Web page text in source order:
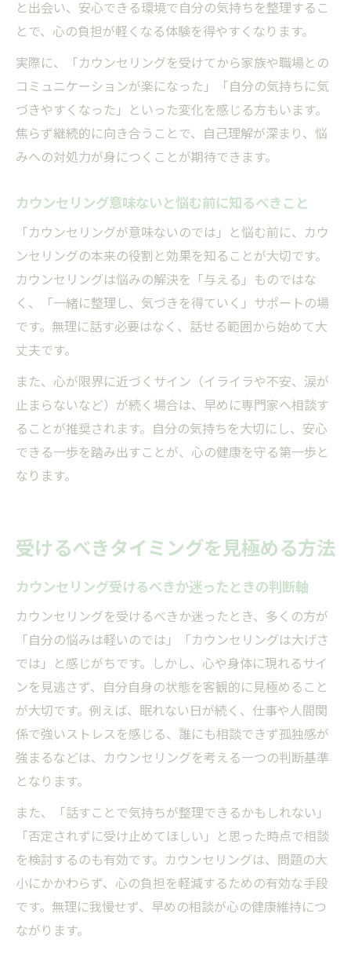
と出会い、安心できる環境で自分の気持ちを整理するこ
とで、心の負担が軽くなる体験を得やすくなります。
実際に、「カウンセリングを受けてから家族や職場との
コミュニケーションが楽になった」「自分の気持ちに気
づきやすくなった」といった変化を感じる方もいます。
焦らず継続的に向き合うことで、自己理解が深まり、悩
みへの対処力が身につくことが期待できます。
カウンセリング意味ないと悩む前に知るべきこと
「カウンセリングが意味ないのでは」と悩む前に、カウ
ンセリングの本来の役割と効果を知ることが大切です。
カウンセリングは悩みの解決を「与える」ものではな
く、「一緒に整理し、気づきを得ていく」サポートの場
です。無理に話す必要はなく、話せる範囲から始めて大
丈夫です。
また、心が限界に近づくサイン（イライラや不安、涙が
止まらないなど）が続く場合は、早めに専門家へ相談す
ることが推奨されます。自分の気持ちを大切にし、安心
できる一歩を踏み出すことが、心の健康を守る第一歩と
なります。
受けるべきタイミングを見極める方法
カウンセリング受けるべきか迷ったときの判断軸
カウンセリングを受けるべきか迷ったとき、多くの方が
「自分の悩みは軽いのでは」「カウンセリングは大げさ
では」と感じがちです。しかし、心や身体に現れるサイ
ンを見逃さず、自分自身の状態を客観的に見極めること
が大切です。例えば、眠れない日が続く、仕事や人間関
係で強いストレスを感じる、誰にも相談できず孤独感が
強まるなどは、カウンセリングを考える一つの判断基準
となります。
また、「話すことで気持ちが整理できるかもしれない」
「否定されずに受け止めてほしい」と思った時点で相談
を検討するのも有効です。カウンセリングは、問題の大
小にかかわらず、心の負担を軽減するための有効な手段
です。無理に我慢せず、早めの相談が心の健康維持につ
ながります。